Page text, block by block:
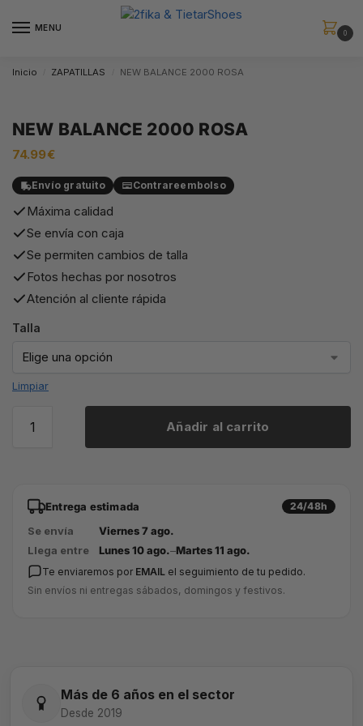
MENU
0
Inicio ZAPATILLAS NEW BALANCE 2000 ROSA
NEW BALANCE 2000 ROSA
74.99€
Envío gratuito Contrareembolso
Máxima calidad
Se envía con caja
Se permiten cambios de talla
Fotos hechas por nosotros
Atención al cliente rápida
Talla
Limpiar
Añadir al carrito
Entrega estimada 24/48h
Se envía
Viernes 7 ago.
Llega entre
Lunes 10 ago.–Martes 11 ago.
Te enviaremos por EMAIL el seguimiento de tu pedido.
Sin envíos ni entregas sábados, domingos y festivos.
Más de 6 años en el sector
Desde 2019